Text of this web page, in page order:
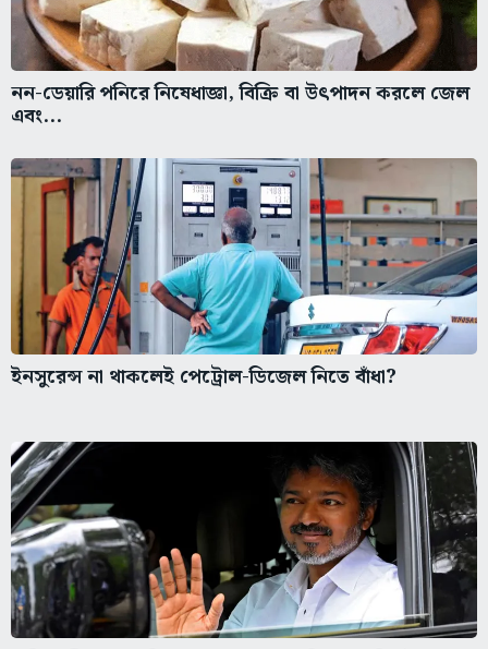
নন-ডেয়ারি পনিরে নিষেধাজ্ঞা, বিক্রি বা উৎপাদন করলে জেল
এবং...
ইনসুরেন্স না থাকলেই পেট্রোল-ডিজেল নিতে বাঁধা?